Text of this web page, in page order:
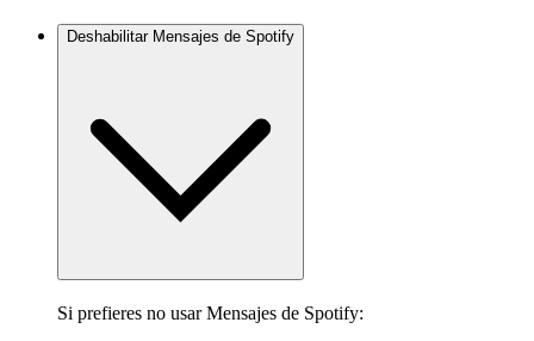
Deshabilitar Mensajes de Spotify
Si prefieres no usar Mensajes de Spotify: